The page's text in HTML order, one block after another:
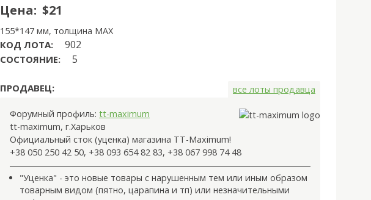
Цена: $21
155*147 мм, толщина MAX
КОД ЛОТА: 902
СОСТОЯНИЕ: 5
ПРОДАВЕЦ: все лоты продавца
Форумный профиль: tt-maximum
tt-maximum, г.Харьков
Официальный сток (уценка) магазина TT-Maximum!
+38 050 250 42 50, +38 093 654 82 83, +38 067 998 74 48
"Уценка" - это новые товары с нарушенным тем или иным образом
товарным видом (пятно, царапина и тп) или незначительными